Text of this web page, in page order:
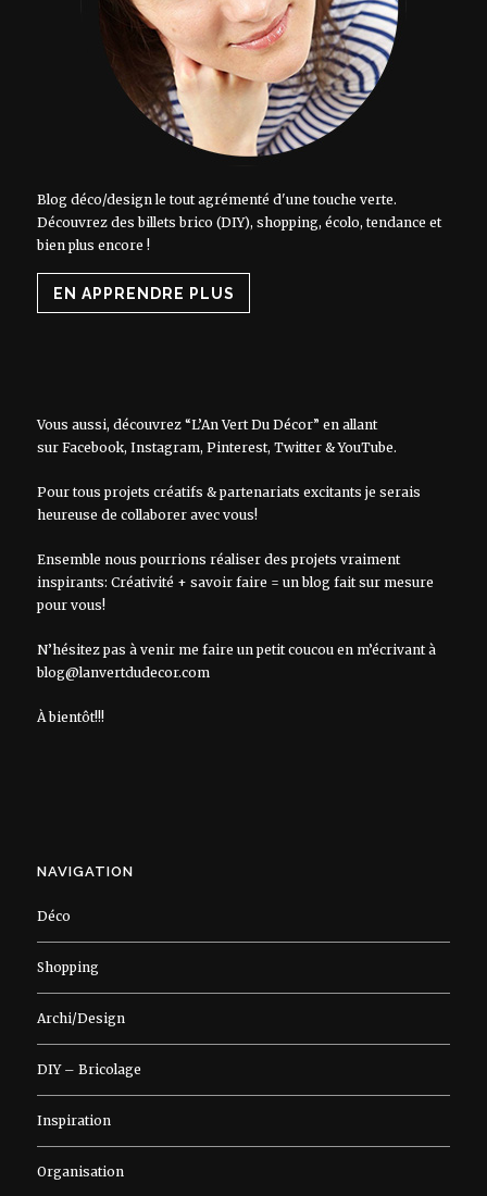
Blog déco/design le tout agrémenté d'une touche verte.
Découvrez des billets brico (DIY), shopping, écolo, tendance et
bien plus encore !
EN APPRENDRE PLUS
Vous aussi, découvrez “L’An Vert Du Décor” en allant
sur Facebook, Instagram, Pinterest, Twitter&YouTube.
Pour tous projets créatifs & partenariats excitants je serais
heureuse de collaborer avec vous!
Ensemble nous pourrions réaliser des projets vraiment
inspirants: Créativité + savoir faire = un blog fait sur mesure
pour vous!
N’hésitez pas à venir me faire un petit coucou en m’écrivant à
blog@lanvertdudecor.com
À bientôt!!!
NAVIGATION
Déco
Shopping
Archi/Design
DIY – Bricolage
Inspiration
Organisation